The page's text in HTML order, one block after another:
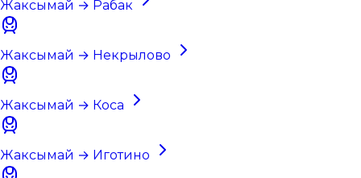
Жаксымай → Рабак
Жаксымай → Некрылово
Жаксымай → Коса
Жаксымай → Иготино